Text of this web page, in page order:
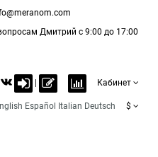
Дмитрий с 9:00 до 17:00
Кабинет
Español Italian Deutsch $